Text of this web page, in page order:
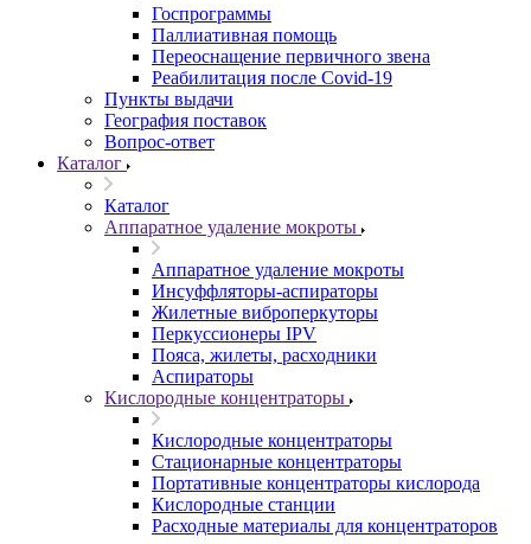
Госпрограммы
Паллиативная помощь
Переоснащение первичного звена
Реабилитация после Covid-19
Пункты выдачи
География поставок
Вопрос-ответ
Каталог
Каталог
Аппаратное удаление мокроты
Аппаратное удаление мокроты
Инсуффляторы-аспираторы
Жилетные виброперкуторы
Перкуссионеры IPV
Пояса, жилеты, расходники
Аспираторы
Кислородные концентраторы
Кислородные концентраторы
Стационарные концентраторы
Портативные концентраторы кислорода
Кислородные станции
Расходные материалы для концентраторов